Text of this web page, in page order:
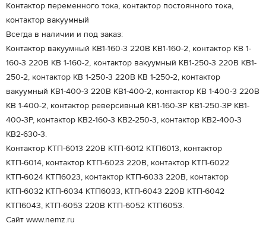
Контактор переменного тока, контактор постоянного тока,
контактор вакуумный
Всегда в наличии и под заказ:
Контактор вакуумный КВ1-160-3 220В КВ1-160-2, контактор КВ 1-
160-3 220В КВ 1-160-2, контактор вакуумный КВ1-250-3 220В КВ1-
250-2, контактор КВ 1-250-3 220В КВ 1-250-2, контактор
вакуумный КВ1-400-3 220В КВ1-400-2, контактор КВ 1-400-3 220В
КВ 1-400-2, контактор реверсивный КВ1-160-3Р КВ1-250-3Р КВ1-
400-3Р, контактор КВ2-160-3 КВ2-250-3, контактор КВ2-400-3
КВ2-630-3.
Контактор КТП-6013 220В КТП-6012 КТП6013, контактор
КТП-6014, контактор КТП-6023 220В, контактор КТП-6022
КТП-6024 КТП6023, контактор КТП-6033 220В, контактор
КТП-6032 КТП-6034 КТП6033, КТП-6043 220В КТП-6042
КТП6043, КТП-6053 220В КТП-6052 КТП6053.
Сайт www.nemz.ru